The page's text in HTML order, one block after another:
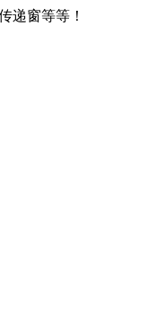
递窗等等！